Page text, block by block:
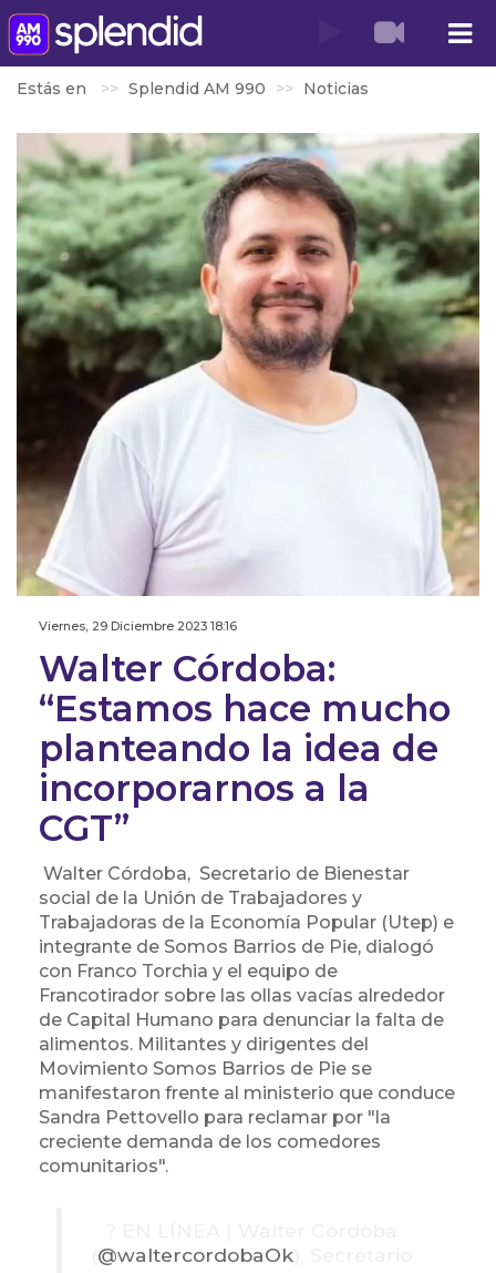
Estás en Splendid AM 990 Noticias
Viernes, 29 Diciembre 2023 18:16
Walter Córdoba:
“Estamos hace mucho
planteando la idea de
incorporarnos a la
CGT”
Walter Córdoba, Secretario de Bienestar
social de la Unión de Trabajadores y
Trabajadoras de la Economía Popular (Utep) e
integrante de Somos Barrios de Pie, dialogó
con Franco Torchia y el equipo de
Francotirador sobre las ollas vacías alrededor
de Capital Humano para denunciar la falta de
alimentos. Militantes y dirigentes del
Movimiento Somos Barrios de Pie se
manifestaron frente al ministerio que conduce
Sandra Pettovello para reclamar por "la
creciente demanda de los comedores
comunitarios".
@waltercordobaOk), Secretario